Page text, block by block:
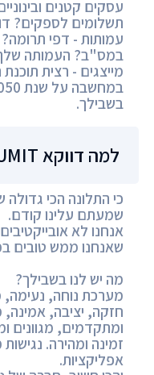
עסקים קטנים
תשלומים לספקים?
עמותות - דפי
במס"ב? העמותה
מייצגים - רצית
בשבילך.
למה דווקא SUMIT?
כי התלונה הכי
שמעתם עלינו קודם.
אנחנו לא
שאנחנו ממש טובים
מה יש לנו בשבילך?
מערכת נוחה, נעימה,
חזקה, יציבה, אמינה,
ומתקדמים, מגוונים
זמינה ומהירה.
אפליקציות.